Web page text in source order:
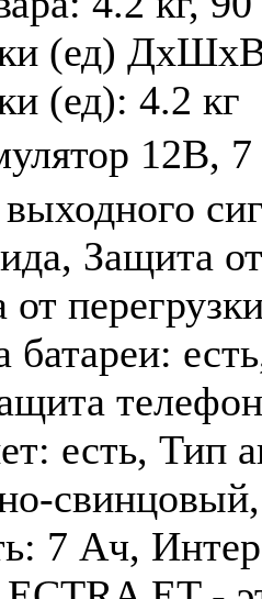
(ед)
(ед): 4.2 кг
12В,
Защита
батареи:
есть, Тип
7 Ач,